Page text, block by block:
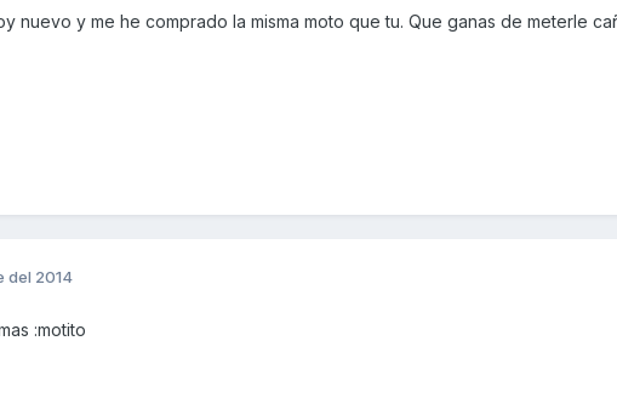
nuevo y me he comprado la misma moto que tu. Que ganas de meterle
del 2014
:motito